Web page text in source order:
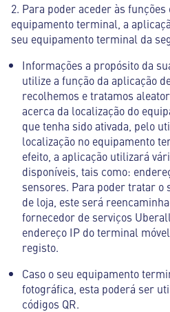
2. Para poder aceder às funções
equipamento terminal, a
seu equipamento terminal da
Informações a propósito da
utilize a função da aplicação
recolhemos e tratamos
acerca da localização do
que tenha sido ativada, pelo
localização no equipamento
efeito, a aplicação utilizará
disponíveis, tais como:
sensores. Para poder tratar o
de loja, este será
fornecedor de serviços
endereço IP do terminal
registo.
Caso o seu equipamento
fotográfica, esta poderá ser
códigos QR.